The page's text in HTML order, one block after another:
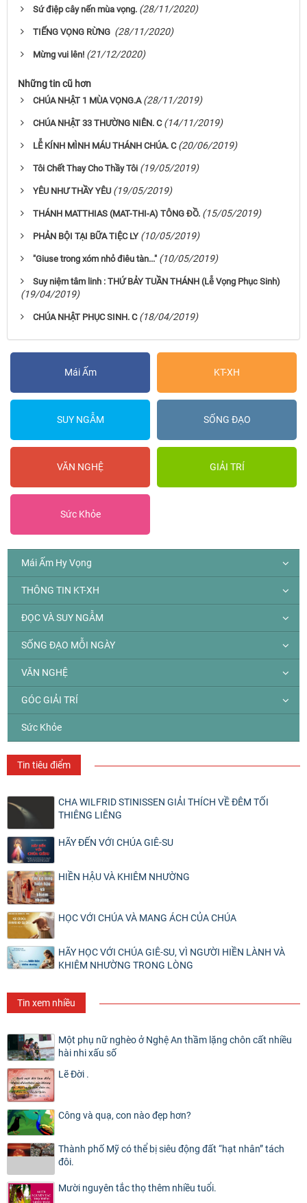
Sứ điệp cây nến mùa vọng. (28/11/2020)
TIẾNG VỌNG RỪNG (28/11/2020)
Mừng vui lên! (21/12/2020)
Những tin cũ hơn
CHÚA NHẬT 1 MÙA VỌNG.A (28/11/2019)
CHÚA NHẬT 33 THƯỜNG NIÊN. C (14/11/2019)
LỄ KÍNH MÌNH MÁU THÁNH CHÚA. C (20/06/2019)
Tôi Chết Thay Cho Thầy Tôi (19/05/2019)
YÊU NHƯ THẦY YÊU (19/05/2019)
THÁNH MATTHIAS (MAT-THI-A) TÔNG ĐỒ. (15/05/2019)
PHẢN BỘI TẠI BỮA TIỆC LY (10/05/2019)
"Giuse trong xóm nhỏ điêu tàn..." (10/05/2019)
Suy niệm tâm linh : THỨ BẢY TUẦN THÁNH (Lễ Vọng Phục Sinh)
(19/04/2019)
CHÚA NHẬT PHỤC SINH. C (18/04/2019)
Mái Ấm KT-XH
SUY NGẪM SỐNG ĐẠO
VĂN NGHỆ GIẢI TRÍ
Sức Khỏe
Mái Ấm Hy Vọng
THÔNG TIN KT-XH
ĐỌC VÀ SUY NGẪM
SỐNG ĐẠO MỖI NGÀY
VĂN NGHỆ
GÓC GIẢI TRÍ
Sức Khỏe
Tin tiêu điểm
CHA WILFRID STINISSEN GIẢI THÍCH VỀ ĐÊM TỐI
THIÊNG LIÊNG
HÃY ĐẾN VỚI CHÚA GIÊ-SU
HIỀN HẬU VÀ KHIÊM NHƯỜNG
HỌC VỚI CHÚA VÀ MANG ÁCH CỦA CHÚA
HÃY HỌC VỚI CHÚA GIÊ-SU, VÌ NGƯỜI HIỀN LÀNH VÀ
KHIÊM NHƯỜNG TRONG LÒNG
Tin xem nhiều
Một phụ nữ nghèo ở Nghệ An thầm lặng chôn cất nhiều
hài nhi xấu số
Lẽ Đời .
Công và quạ, con nào đẹp hơn?
Thành phố Mỹ có thể bị siêu động đất “hạt nhân” tách
đôi.
Mười nguyên tắc thọ thêm nhiều tuổi.